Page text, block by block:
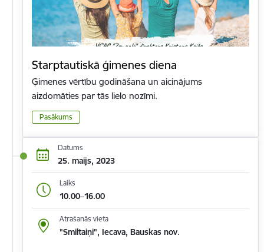
Starptautiskā ģimenes diena
Ģimenes vērtību godināšana un aicinājums
aizdomāties par tās lielo nozīmi.
Pasākums
Datums
25. maijs, 2023
Laiks
10.00–16.00
Atrašanās vieta
"Smiltaiņi", Iecava, Bauskas nov.